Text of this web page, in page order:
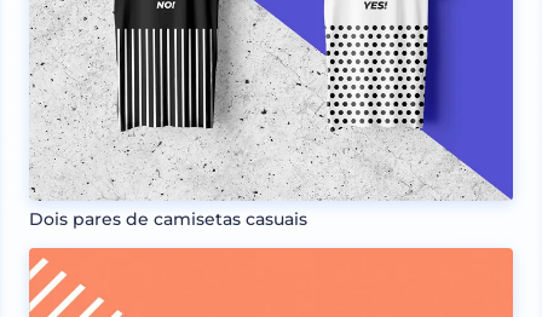
Dois pares de camisetas casuais